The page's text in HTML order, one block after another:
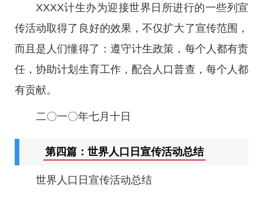
XXXX计生办为迎接世界日所进行的一些列宣
传活动取得了良好的效果，不仅扩大了宣传范围，
而且是人们懂得了：遵守计生政策，每个人都有责
任，协助计划生育工作，配合人口普查，每个人都
有贡献。
二〇一〇年七月十日
第四篇：世界人口日宣传活动总结
世界人口日宣传活动总结